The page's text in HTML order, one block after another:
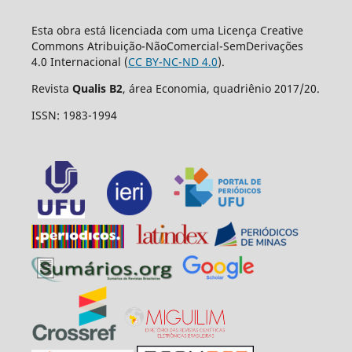
Esta obra está licenciada com uma Licença Creative
Commons Atribuição-NãoComercial-SemDerivações
4.0 Internacional (CC BY-NC-ND 4.0).
Revista Qualis B2, área Economia, quadriênio 2017/20.
ISSN: 1983-1994